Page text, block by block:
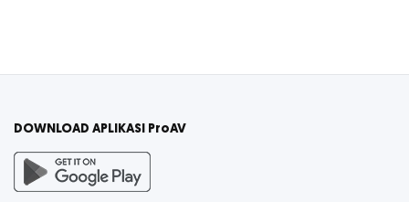
DOWNLOAD APLIKASI ProAV